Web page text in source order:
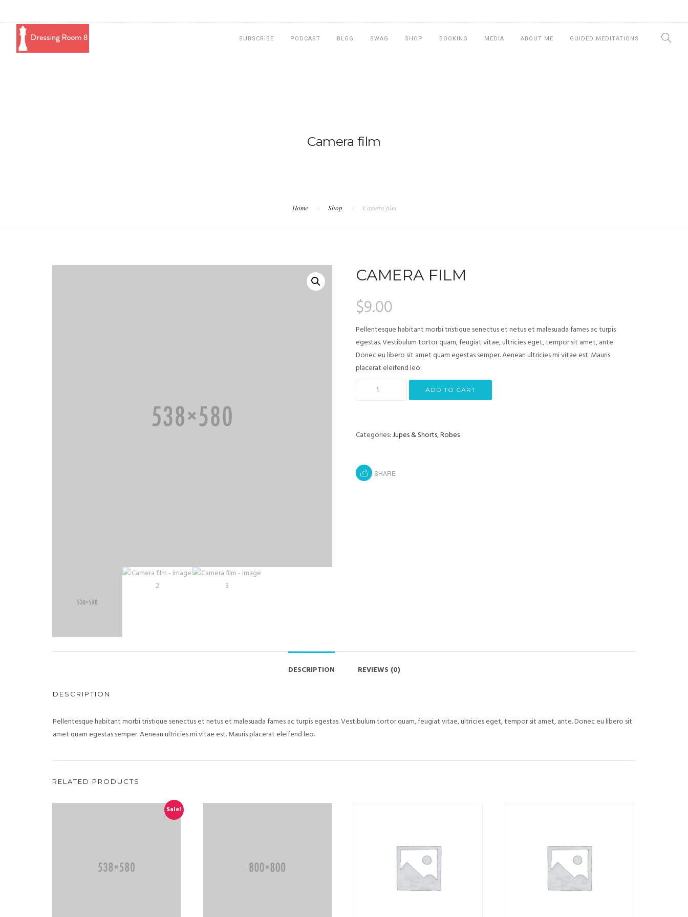
SUBSCRIBE PODCAST BLOG SWAG SHOP BOOKING MEDIA ABOUT ME GUIDED MEDITATIONS
Camera film
Home Shop Camera film
CAMERA FILM
$9.00
Pellentesque habitant morbi tristique senectus et netus et malesuada fames ac turpis
egestas. Vestibulum tortor quam, feugiat vitae, ultricies eget, tempor sit amet, ante.
Donec eu libero sit amet quam egestas semper. Aenean ultricies mi vitae est. Mauris
placerat eleifend leo.
ADD TO CART
Categories:Jupes & Shorts,Robes
SHARE
DESCRIPTION REVIEWS (0)
DESCRIPTION
Pellentesque habitant morbi tristique senectus et netus et malesuada fames ac turpis egestas. Vestibulum tortor quam, feugiat vitae, ultricies eget, tempor sit amet, ante. Donec eu libero sit
amet quam egestas semper. Aenean ultricies mi vitae est. Mauris placerat eleifend leo.
RELATED PRODUCTS
Sale!